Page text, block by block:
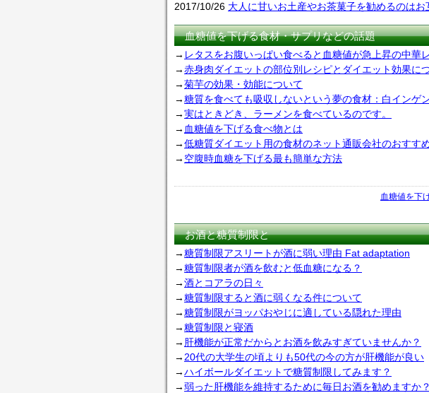
2017/10/26 大人に甘いお土産やお茶菓子を勧めるのはお
血糖値を下げる食材・サプリなどの話題
→ レタスをお腹いっぱい食べると血糖値が急上昇の中華
→赤身肉ダイエットの部位別レシピとダイエット効果に
→菊芋の効果・効能について
→糖質を食べても吸収しないという夢の食材：白インゲ
→実はときどき、ラーメンを食べているのです。
→ 血糖値を下げる食べ物とは
→低糖質ダイエット用の食材のネット通販会社のおすす
→ 空腹時血糖を下げる最も簡単な方法
血糖値を下
お酒と糖質制限と
→糖質制限アスリートが酒に弱い理由 Fat adaptation
→糖質制限者が酒を飲むと低血糖になる？
→酒とコアラの日々
→糖質制限すると酒に弱くなる件について
→糖質制限がヨッパおやじに適している隠れた理由
→糖質制限と寝酒
→ 肝機能が正常だからとお酒を飲みすぎていませんか？
→ 20代の大学生の頃よりも50代の今の方が肝機能が良い
→ハイボールダイエットで糖質制限してみます？
→弱った肝機能を維持するために毎日お酒を勧めますか？